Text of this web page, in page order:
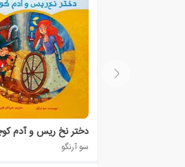
دختر نخ ریس و آدم
سو آرنگو